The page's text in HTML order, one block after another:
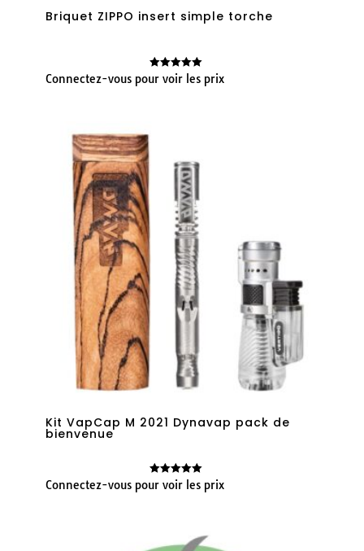
Briquet ZIPPO insert simple torche
Note
5.00
Connectez-vous pour voir les prix
Kit VapCap M 2021 Dynavap pack de
bienvenue
Note
Connectez-vous pour voir les prix